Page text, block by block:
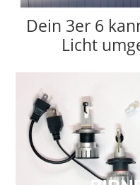
Dein 3er 6
Licht